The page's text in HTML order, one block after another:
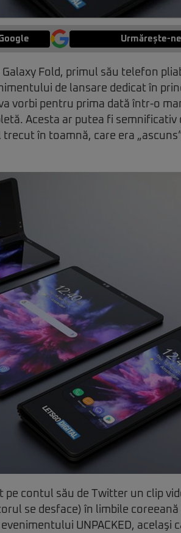
Urmărește-
Fold, primul său telefon
de lansare dedicat în
vorbi pentru prima dată într-o
Acesta ar putea fi semnificativ
în toamnă, care era
pe contul său de Twitter un clip
se desface) în limbile
UNPACKED, acelaşi